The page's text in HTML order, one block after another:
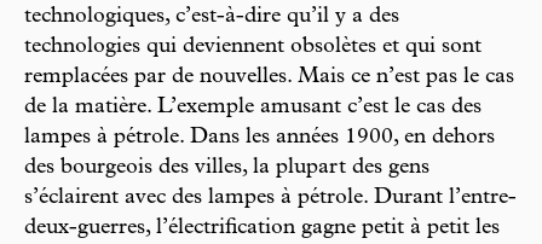
technologiques, c’est-à-dire qu’il y a des
technologies qui deviennent obsolètes et qui sont
remplacées par de nouvelles. Mais ce n’est pas le cas
de la matière. L’exemple amusant c’est le cas des
lampes à pétrole. Dans les années 1900, en dehors
des bourgeois des villes, la plupart des gens
s’éclairent avec des lampes à pétrole. Durant l’entre-
deux-guerres, l’électrification gagne petit à petit les